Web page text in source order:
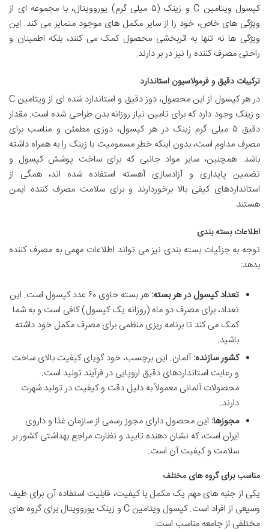
کپسول ویتامین C و زینک (۵ میلی گرم) یوروویتال، با مجموعه ای از
ویژگی های خاص، خود را از سایر مکمل های موجود متمایز می کند. این
ویژگی ها نه تنها به اثربخشی محصول کمک می کنند، بلکه اطمینان و
راحتی مصرف کننده را نیز در بر دارند.
ترکیبات دقیق و فرمولاسیون استاندارد
در هر کپسول از این محصول، دوز دقیق و استاندارد شده ای از ویتامین C
و زینک وجود دارد که برای تامین نیاز روزانه بدن طراحی شده است. مقدار
دقیق ۵ میلی گرم زینک در هر کپسول، دوزی مطمئن و مناسب برای
مصرف مداوم است، بدون اینکه خطر مسمومیت با زینک را به همراه داشته
باشد. همچنین، سایر مواد جانبی که برای ساخت پوشش کپسول و
تضمین پایداری و آزادسازی آهسته استفاده شده اند، همگی از
استانداردهای کیفی بالا برخوردارند و برای سلامت مصرف کننده ایمن
هستند.
اطلاعات بسته بندی
توجه به جزئیات بسته بندی نیز می تواند اطلاعات مهمی به مصرف کننده
بدهد:
تعداد کپسول در هر بسته:
هر بسته حاوی ۶۰ عدد کپسول است. این
تعداد، برای مصرف دو ماه (روزانه یک کپسول) کافی است و به شما
کمک می کند تا برنامه ریزی منظمی برای مصرف مکمل خود داشته
باشید.
کشور سازنده:آلمان. این برچسب، خود گویای کیفیت بالای ساخت
و رعایت استانداردهای دقیق اروپایی در فرآیند تولید است.
محصولات آلمانی معمولاً به دلیل دقت و کیفیت در تولید شهرت
دارند.
مجوزها: این محصول دارای مجوز رسمی از سازمان غذا و داروی
ایران است، که نشان دهنده تایید و نظارت مراجع بهداشتی کشور بر
سلامت و کیفیت آن است.
مناسب برای گروه های مختلف
یکی از جنبه های مهم یک مکمل با کیفیت، قابلیت استفاده آن برای طیف
وسیعی از افراد است. کپسول ویتامین C و زینک یوروویتال برای گروه های
مختلفی از جامعه مناسب است: